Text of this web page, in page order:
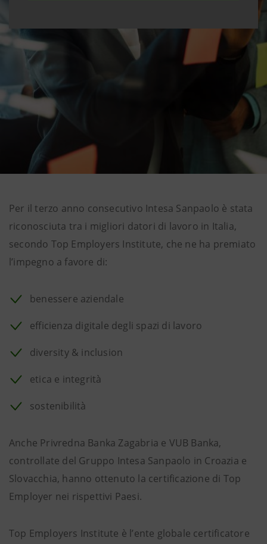
Per il terzo anno consecutivo Intesa Sanpaolo è stata
riconosciuta tra i migliori datori di lavoro in Italia,
secondo Top Employers Institute, che ne ha premiato
l’impegno a favore di:
benessere aziendale
efficienza digitale degli spazi di lavoro
diversity & inclusion
etica e integrità
sostenibilità
Anche Privredna Banka Zagabria e VUB Banka,
controllate del Gruppo Intesa Sanpaolo in Croazia e
Slovacchia, hanno ottenuto la certificazione di Top
Employer nei rispettivi Paesi.
Top Employers Institute è l’ente globale certificatore